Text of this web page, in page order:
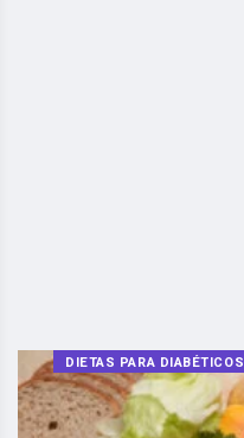
DIETAS PARA DIABÉTICOS